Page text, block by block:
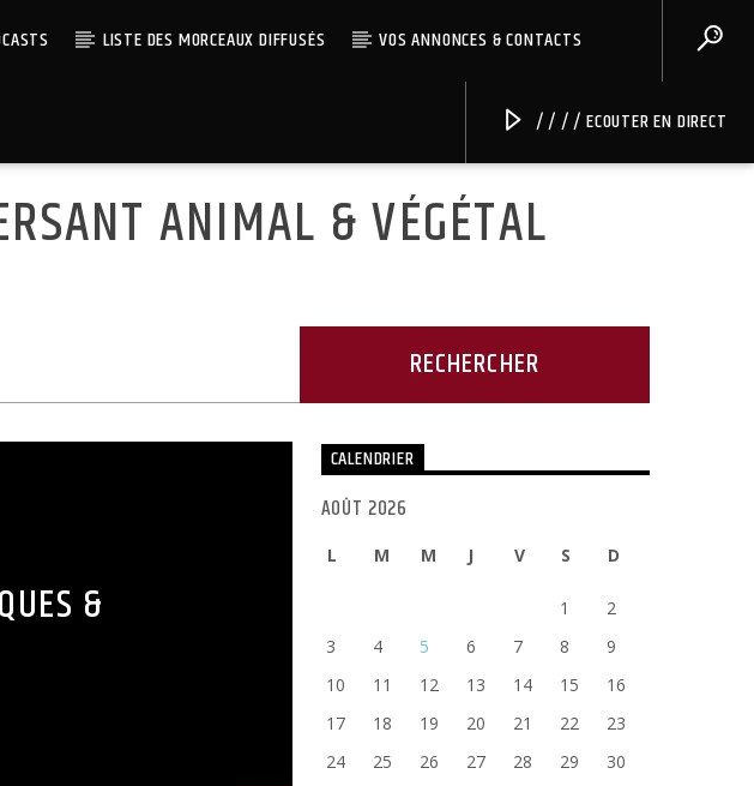
LISTE DES MORCEAUX DIFFUSÉS VOS ANNONCES & CONTACTS
/ / / / ECOUTER EN DIRECT
ANIMAL & VÉGÉTAL
&
CALENDRIER
AOÛT 2026
L M M J V S D
1
2
3
4 5 6 7 8
9
10
11 12 13 14 15
16
17
18 19 20 21 22
23
24
25 26 27 28 29
30